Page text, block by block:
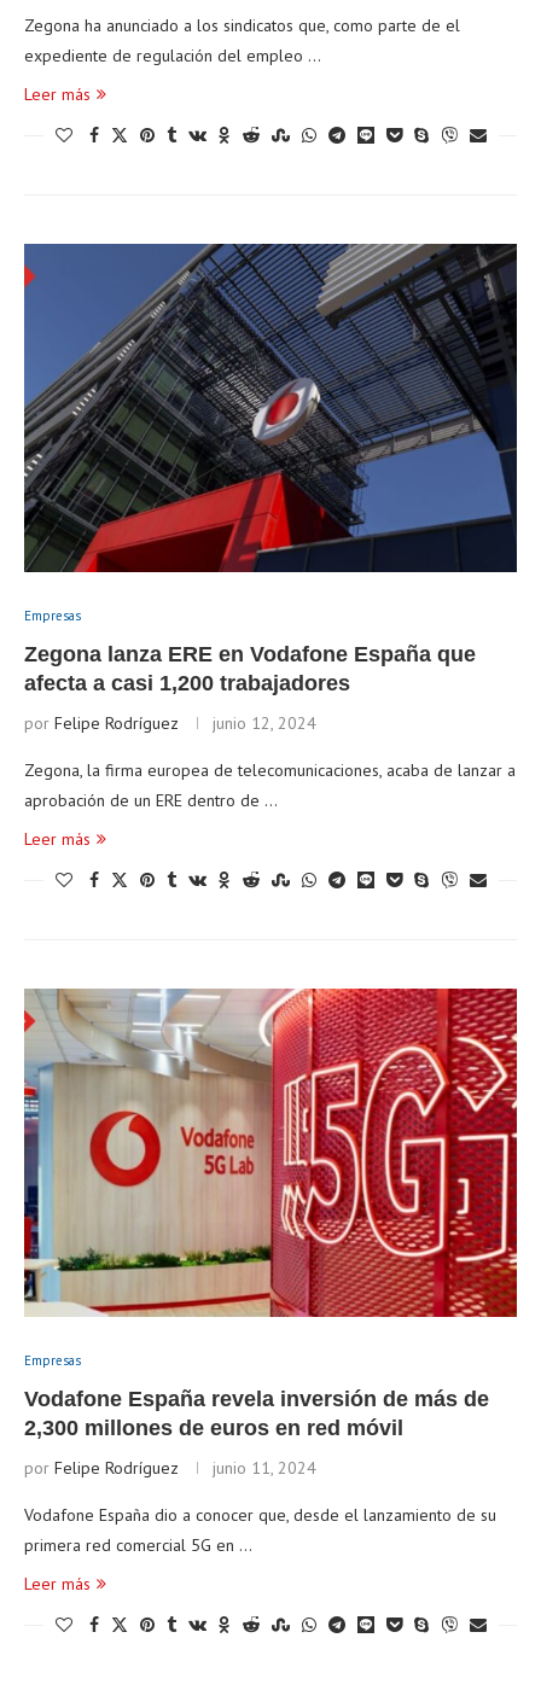
Zegona ha anunciado a los sindicatos que, como parte de el
expediente de regulación del empleo …
Leer más
Empresas
Zegona lanza ERE en Vodafone España que
afecta a casi 1,200 trabajadores
por Felipe Rodríguez junio 12, 2024
Zegona, la firma europea de telecomunicaciones, acaba de lanzar a
aprobación de un ERE dentro de …
Leer más
Empresas
Vodafone España revela inversión de más de
2,300 millones de euros en red móvil
por Felipe Rodríguez junio 11, 2024
Vodafone España dio a conocer que, desde el lanzamiento de su
primera red comercial 5G en …
Leer más